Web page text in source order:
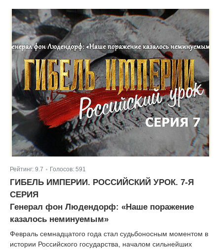
Рейтинг: 9.7 Голосов: 591
ГИБЕЛЬ ИМПЕРИИ. РОССИЙСКИЙ УРОК. 7-Я
СЕРИЯ
Генерал фон Людендорф: «Наше поражение
казалось неминуемым»
Февраль семнадцатого года стал судьбоносным моментом в
истории Российского государства, началом сильнейших